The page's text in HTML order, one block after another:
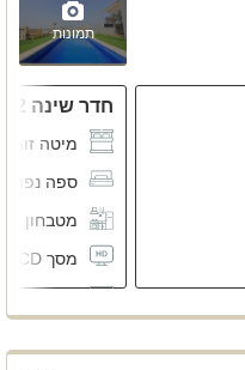
תמונות
חדר שינה 2
מיטה
ספה
מטבחון
מסך LCD